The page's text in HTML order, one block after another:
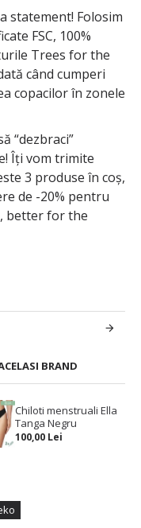
BRAND
Chiloti menstruali Ella
Tanga Negru
100,00 Lei
statement! Folosim
FSC, 100%
Trees for the
când cumperi
copacilor în zonele
“dezbraci”
Îți vom trimite
3 produse în coș,
de -20% pentru
better for the